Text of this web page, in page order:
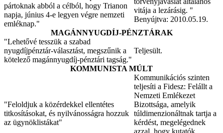
pártoknak abból a célból, hogy Trianon
napja, június 4-e legyen végre nemzeti
emléknap."
vitája a lezárásig. "
Benyújtva: 2010.05.19.
MAGÁNNYUGDÍJ-PÉNZTÁRAK
"Lehetővé tesszük a szabad
nyugdíjpénztár-választást, megszűnik a
kötelező magánnyugdíj-pénztári tagság."
Teljesült.
KOMMUNISTA MÚLT
"Feloldjuk a közérdekkel ellentétes
titkosításokat, és nyilvánosságra hozzuk
az ügynöklistákat"
Kommunikációs szinten
teljesíti a Fidesz: Felállt a
Nemzeti Emlékezet
Bizottsága, amelyik
túldimenzionáltnak tartja a
kérdést, megelégednek
azzal, hogy kutatók